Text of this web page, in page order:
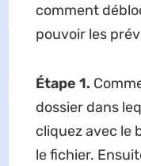
comment
pouvoir les
Étape 1.
dossier dans
cliquez avec le
le fichier.